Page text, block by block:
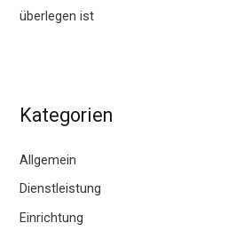
überlegen ist
Kategorien
Allgemein
Dienstleistung
Einrichtung